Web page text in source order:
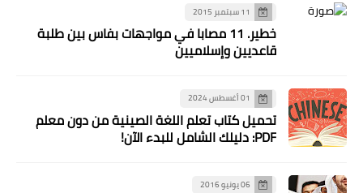
11 سبتمبر 2015
خطير. 11 مصابا في مواجهات بفاس بين طلبة
قاعديين وإسلاميين
01 أغسطس 2024
تحميل كتاب تعلم اللغة الصينية من دون معلم
PDF: دليلك الشامل للبدء الآن!
06 يونيو 2016